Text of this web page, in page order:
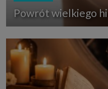
Powrót wielkiego